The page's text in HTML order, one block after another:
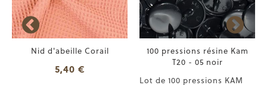
Nid d'abeille Corail
5,40 €
100 pressions résine Kam
T20 - 05 noir
Lot de 100 pressions KAM